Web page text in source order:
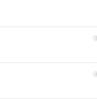
3
4